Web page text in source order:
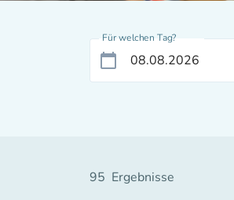
Für welchen Tag?
calendar_today
95 Ergebnisse